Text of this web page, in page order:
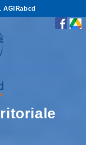
AGIRabcd